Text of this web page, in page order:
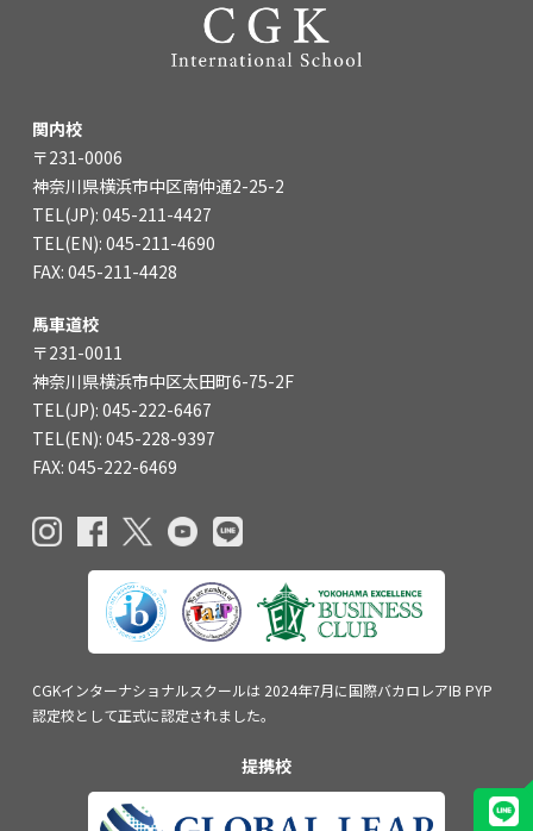
学校経営コンサル
保育園用物件紹介
TEL(JP): 045-211-4427
TEL(EN): 045-211-4690
馬車道校
TEL(JP): 045-222-6467
TEL(EN): 045-228-9397
関内校
〒231-0006
神奈川県横浜市中区南仲通2-25-2
TEL(JP): 045-211-4427
TEL(EN): 045-211-4690
FAX: 045-211-4428
馬車道校
〒231-0011
神奈川県横浜市中区太田町6-75-2F
TEL(JP): 045-222-6467
TEL(EN): 045-228-9397
FAX: 045-222-6469
CGKインターナショナルスクールは 2024年7月に国際バカロレアIB PYP
認定校として正式に認定されました。
提携校